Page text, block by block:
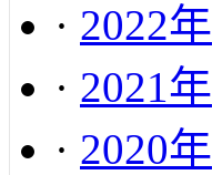
· 2022年
· 2021年
· 2020年